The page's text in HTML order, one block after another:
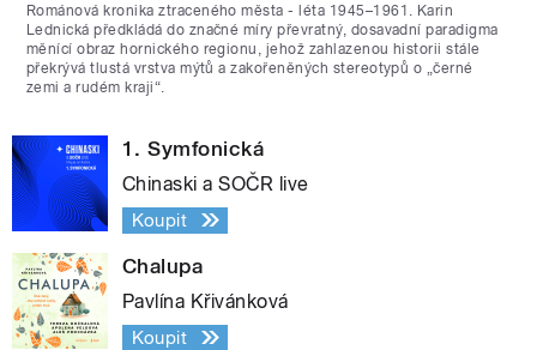
Románová kronika ztraceného města - léta 1945–1961. Karin
Lednická předkládá do značné míry převratný, dosavadní paradigma
měnící obraz hornického regionu, jehož zahlazenou historii stále
překrývá tlustá vrstva mýtů a zakořeněných stereotypů o „černé
zemi a rudém kraji“.
1. Symfonická
Chinaski a SOČR live
Koupit
Chalupa
Pavlína Křivánková
Koupit